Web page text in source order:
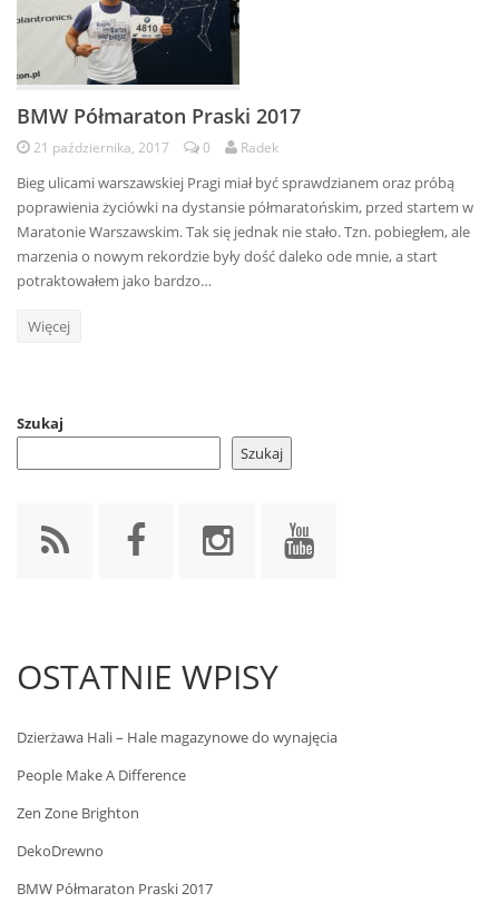
BMW Półmaraton Praski 2017
21 października, 2017 0 Radek
Bieg ulicami warszawskiej Pragi miał być sprawdzianem oraz próbą
poprawienia życiówki na dystansie półmaratońskim, przed startem w
Maratonie Warszawskim. Tak się jednak nie stało. Tzn. pobiegłem, ale
marzenia o nowym rekordzie były dość daleko ode mnie, a start
potraktowałem jako bardzo…
Więcej
Szukaj
Szukaj
OSTATNIE WPISY
Dzierżawa Hali – Hale magazynowe do wynajęcia
People Make A Difference
Zen Zone Brighton
DekoDrewno
BMW Półmaraton Praski 2017